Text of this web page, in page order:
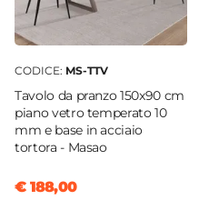
CODICE: MS-TTV
Tavolo da pranzo 150x90 cm
piano vetro temperato 10
mm e base in acciaio
tortora - Masao
€ 188,00